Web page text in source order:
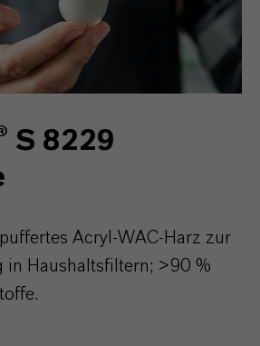
S 8229
Acryl-WAC-Harz zur
in Haushaltsfiltern; >90 %